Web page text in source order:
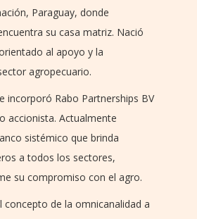
Paraguay, donde
su casa matriz. Nació
al apoyo y la
agropecuario.
incorporó Rabo Partnerships BV
accionista. Actualmente
sistémico que brinda
a todos los sectores,
su compromiso con el agro.
concepto de la omnicanalidad a